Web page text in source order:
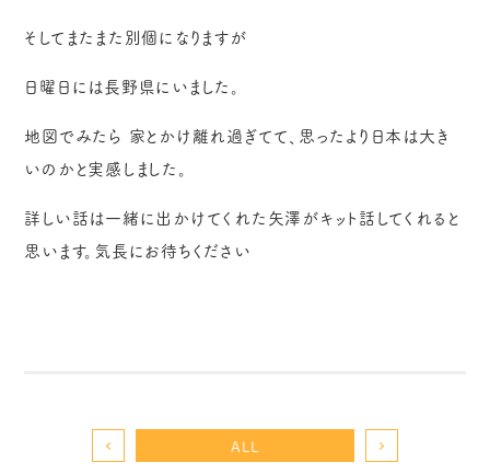
そしてまたまた別個になりますが
日曜日には長野県にいました。
地図でみたら 家とかけ離れ過ぎてて、思ったより日本は大き
いのかと実感しました。
詳しい話は一緒に出かけてくれた矢澤がキット話してくれると
思います。気長にお待ちください
ALL